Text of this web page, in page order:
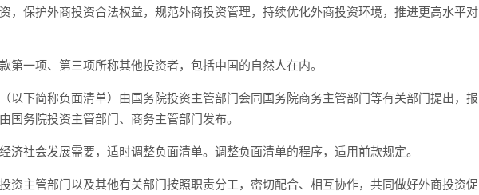
保护外商投资合法权益，规范外商投资管理，持续优化外商投资环境，推进更高水平对
一项、第三项所称其他投资者，包括中国的自然人在内。
下简称负面清单）由国务院投资主管部门会同国务院商务主管部门等有关部门提出，报
国务院投资主管部门、商务主管部门发布。
济社会发展需要，适时调整负面清单。调整负面清单的程序，适用前款规定。
主管部门以及其他有关部门按照职责分工，密切配合、相互协作，共同做好外商投资促